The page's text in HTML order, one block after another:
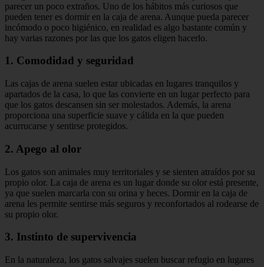
parecer un poco extraños. Uno de los hábitos más curiosos que
pueden tener es dormir en la caja de arena. Aunque pueda parecer
incómodo o poco higiénico, en realidad es algo bastante común y
hay varias razones por las que los gatos eligen hacerlo.
1. Comodidad y seguridad
Las cajas de arena suelen estar ubicadas en lugares tranquilos y
apartados de la casa, lo que las convierte en un lugar perfecto para
que los gatos descansen sin ser molestados. Además, la arena
proporciona una superficie suave y cálida en la que pueden
acurrucarse y sentirse protegidos.
2. Apego al olor
Los gatos son animales muy territoriales y se sienten atraídos por su
propio olor. La caja de arena es un lugar donde su olor está presente,
ya que suelen marcarla con su orina y heces. Dormir en la caja de
arena les permite sentirse más seguros y reconfortados al rodearse de
su propio olor.
3. Instinto de supervivencia
En la naturaleza, los gatos salvajes suelen buscar refugio en lugares